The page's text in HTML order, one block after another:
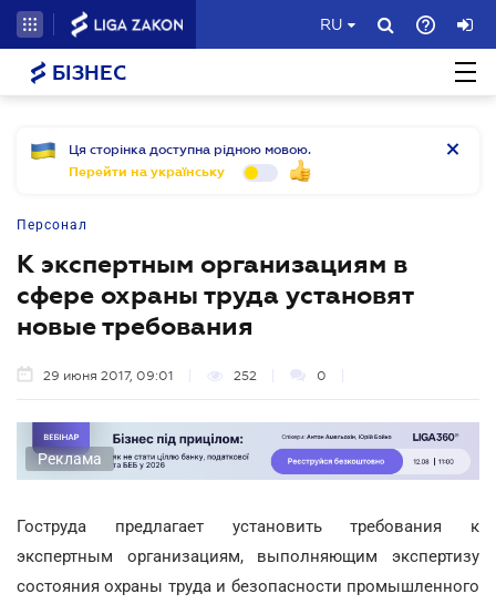
RU
БІЗНЕС
Ця сторінка доступна рідною мовою.
Перейти на українську
Персонал
К экспертным организациям в
сфере охраны труда установят
новые требования
29 июня 2017, 09:01 252 0
Реклама
Гоструда предлагает установить требования к
экспертным организациям, выполняющим экспертизу
состояния охраны труда и безопасности промышленного